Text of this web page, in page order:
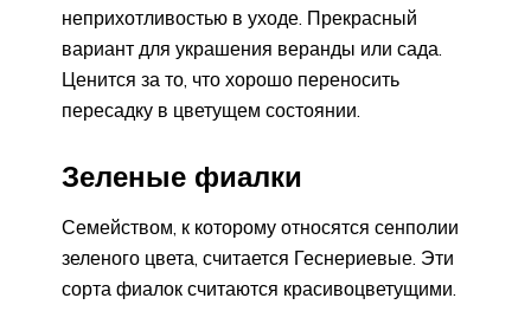
неприхотливостью в уходе. Прекрасный
вариант для украшения веранды или сада.
Ценится за то, что хорошо переносить
пересадку в цветущем состоянии.
Зеленые фиалки
Семейством, к которому относятся сенполии
зеленого цвета, считается Геснериевые. Эти
сорта фиалок считаются красивоцветущими.